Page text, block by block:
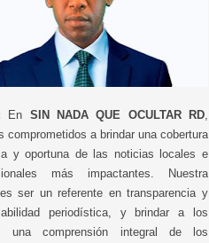
En SIN NADA QUE OCULTAR RD
comprometidos a brindar una cobertura
y oportuna de las noticias locales e
más impactantes. Nuestra
ser un referente en transparencia y
periodística, y brindar a los
una comprensión integral de los